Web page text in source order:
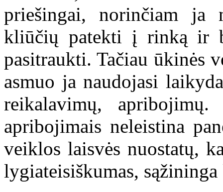
priešingai, norinčiam ja
kliūčių patekti į rinką ir
pasitraukti. Tačiau ūkinės
asmuo ja naudojasi
reikalavimų,
apribojimais neleistina
veiklos laisvės nuostatų,
lygiateisiškumas,